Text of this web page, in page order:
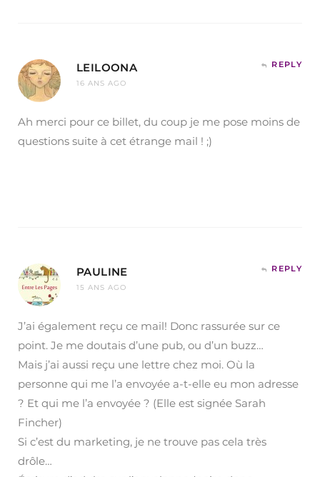
LEILOONA
16 ANS AGO
REPLY
Ah merci pour ce billet, du coup je me pose moins de
questions suite à cet étrange mail ! ;)
PAULINE
15 ANS AGO
REPLY
J’ai également reçu ce mail! Donc rassurée sur ce
point. Je me doutais d’une pub, ou d’un buzz…
Mais j’ai aussi reçu une lettre chez moi. Où la
personne qui me l’a envoyée a-t-elle eu mon adresse
? Et qui me l’a envoyée ? (Elle est signée Sarah
Fincher)
Si c’est du marketing, je ne trouve pas cela très
drôle…